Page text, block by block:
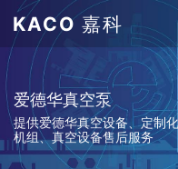
KACO 嘉科
爱德华真空泵
提供爱德华真空设备、定制
机组、真空设备售后服务